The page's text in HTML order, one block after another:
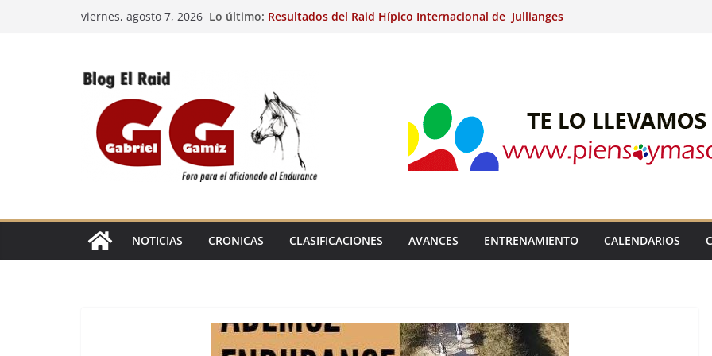
viernes, agosto 7, 2026 Lo último: Resultados del Raid Hípico Internacional de Jullianges
Caballos Jóvenes de Raid.
Raid Hípico Eladina Kung (Badajoz).
EL
NOTICIAS CRONICAS CLASIFICACIONES AVANCES ENTRENAMIENTO CALENDARIOS